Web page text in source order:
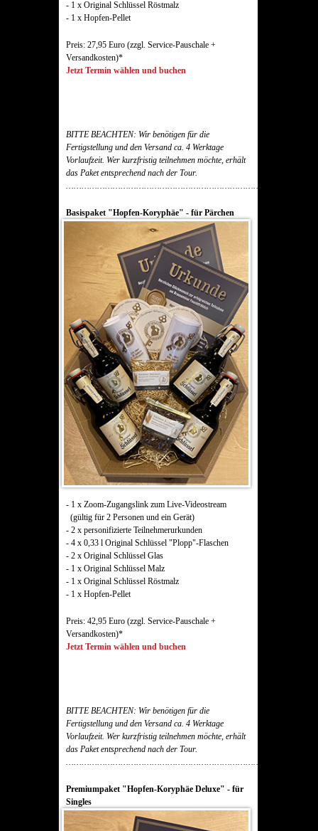
- 1 x Original Schlüssel Röstmalz
- 1 x Hopfen-Pellet
Preis: 27,95 Euro (zzgl. Service-Pauschale +
Versandkosten)*
Jetzt Termin wählen und buchen
BITTE BEACHTEN: Wir benötigen für die
Fertigstellung und den Versand ca. 4 Werktage
Vorlaufzeit. Wer kurzfristig teilnehmen möchte, erhält
das Paket entsprechend nach der Tour.
Basispaket "Hopfen-Koryphäe" - für Pärchen
- 1 x Zoom-Zugangslink zum Live-Videostream
(gültig für 2 Personen und ein Gerät)
- 2 x personifizierte Teilnehmerurkunden
- 4 x 0,33 l Original Schlüssel "Plopp"-Flaschen
- 2 x Original Schlüssel Glas
- 1 x Original Schlüssel Malz
- 1 x Original Schlüssel Röstmalz
- 1 x Hopfen-Pellet
Preis: 42,95 Euro (zzgl. Service-Pauschale +
Versandkosten)*
Jetzt Termin wählen und buchen
BITTE BEACHTEN: Wir benötigen für die
Fertigstellung und den Versand ca. 4 Werktage
Vorlaufzeit. Wer kurzfristig teilnehmen möchte, erhält
das Paket entsprechend nach der Tour.
Premiumpaket "Hopfen-Koryphäe Deluxe" - für
Singles